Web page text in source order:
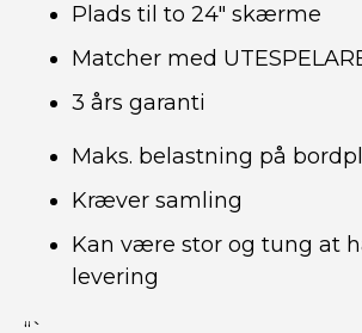
Plads til to 24″ skærme
Matcher med
3 års garanti
Maks. belastning på
Kræver samling
Kan være stor og tung at
levering